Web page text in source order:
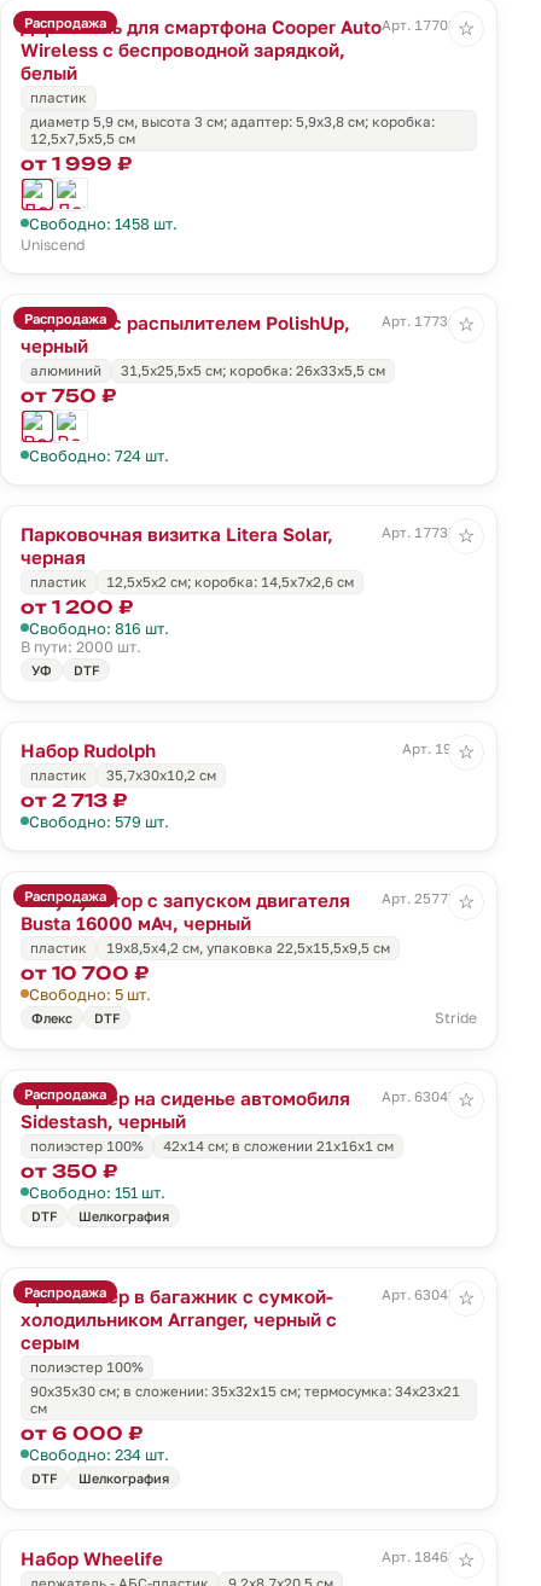
Распродажа
Держатель для смартфона Cooper Auto
Wireless с беспроводной зарядкой,
белый
Арт. 17703.60
пластик
диаметр 5,9 см, высота 3 см; адаптер: 5,9х3,8 см; коробка:
12,5х7,5х5,5 см
от 1 999 ₽
Свободно: 1458 шт.
Uniscend
☆
Распродажа
Водосгон с распылителем PolishUp,
черный
Арт. 17736.30
алюминий 31,5х25,5х5 см; коробка: 26х33х5,5 см
от 750 ₽
Свободно: 724 шт.
☆
Парковочная визитка Litera Solar,
черная
Арт. 17737.30
пластик 12,5х5х2 см; коробка: 14,5х7х2,6 см
от 1 200 ₽
Свободно: 816 шт.
В пути: 2000 шт.
УФ DTF
☆
Набор Rudolph
Арт. 19316
пластик
35,7х30х10,2 см
от 2 713 ₽
Свободно: 579 шт.
☆
Распродажа
Аккумулятор с запуском двигателя
Busta 16000 мАч, черный
Арт. 25777.30
пластик 19х8,5х4,2 см, упаковка 22,5х15,5х9,5 см
от 10 700 ₽
Свободно: 5 шт.
Флекс DTF Stride
☆
Распродажа
Органайзер на сиденье автомобиля
Sidestash, черный
Арт. 63045.30
полиэстер 100% 42х14 см; в сложении 21x16x1 см
от 350 ₽
Свободно: 151 шт.
DTF Шелкография
☆
Распродажа
Органайзер в багажник с сумкой-
холодильником Arranger, черный с
серым
Арт. 63047.31
полиэстер 100%
90х35х30 см; в сложении: 35х32х15 см; термосумка: 34х23х21
см
от 6 000 ₽
Свободно: 234 шт.
DTF Шелкография
☆
Набор Wheelife
Арт. 18463.30
☆